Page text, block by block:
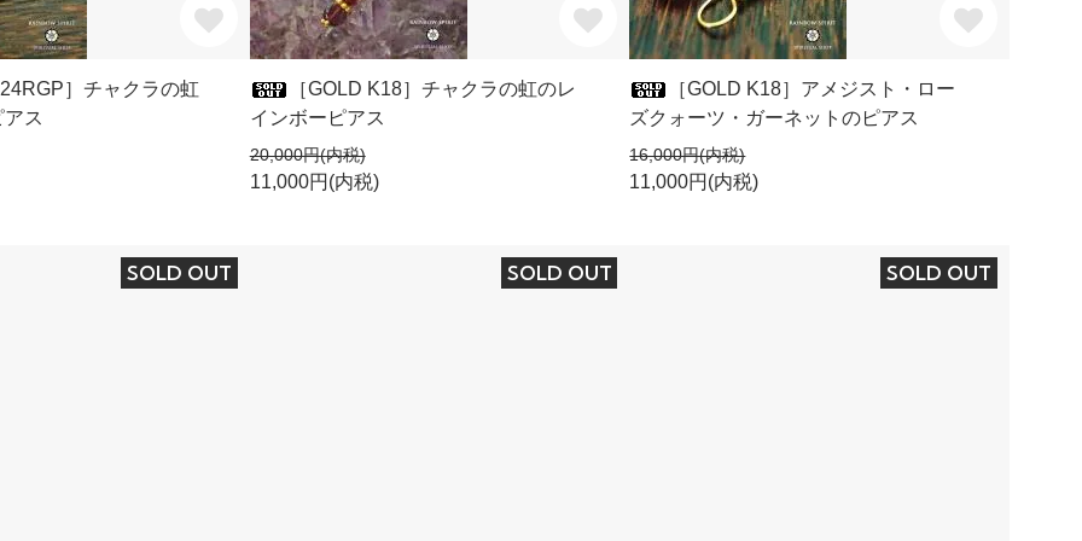
］チャクラの虹
ス
［GOLD K18］チャクラの虹のレ
インボーピアス
20,000円(内税)
11,000円(内税)
［GOLD K18］アメジスト・ロー
ズクォーツ・ガーネットのピアス
16,000円(内税)
11,000円(内税)
SOLD OUT SOLD OUT SOLD OUT